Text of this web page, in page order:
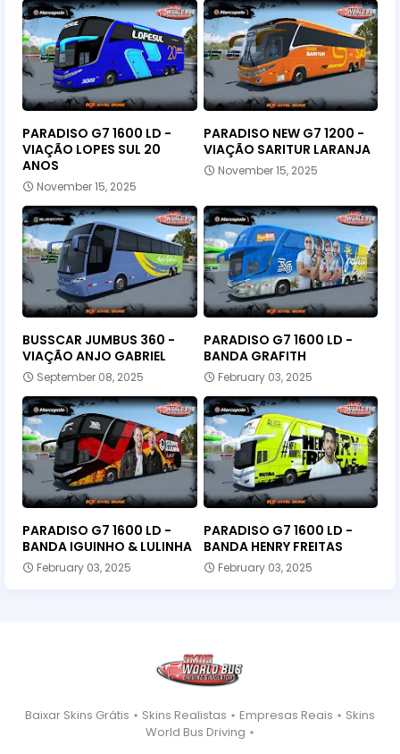
PARADISO G7 1600 LD -
VIAÇÃO LOPES SUL 20
ANOS
November 15, 2025
PARADISO NEW G7 1200 -
VIAÇÃO SARITUR LARANJA
November 15, 2025
BUSSCAR JUMBUS 360 -
VIAÇÃO ANJO GABRIEL
September 08, 2025
PARADISO G7 1600 LD -
BANDA GRAFITH
February 03, 2025
PARADISO G7 1600 LD -
BANDA IGUINHO & LULINHA
February 03, 2025
PARADISO G7 1600 LD -
BANDA HENRY FREITAS
February 03, 2025
Baixar Skins Grátis ⋆ Skins Realistas ⋆ Empresas Reais ⋆ Skins
World Bus Driving ⋆